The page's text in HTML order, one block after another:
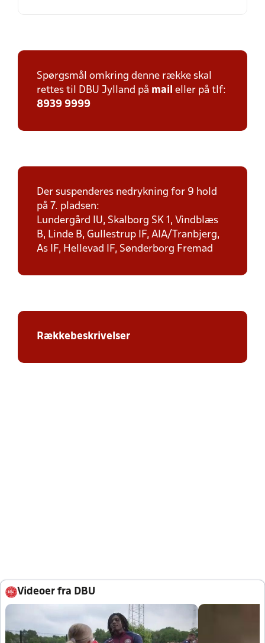
Spørgsmål omkring denne række skal
rettes til DBU Jylland på mail eller på tlf:
8939 9999
Der suspenderes nedrykning for 9 hold
på 7. pladsen:
Lundergård IU, Skalborg SK 1, Vindblæs
B, Linde B, Gullestrup IF, AIA/Tranbjerg,
As IF, Hellevad IF, Sønderborg Fremad
Rækkebeskrivelser
Videoer fra DBU